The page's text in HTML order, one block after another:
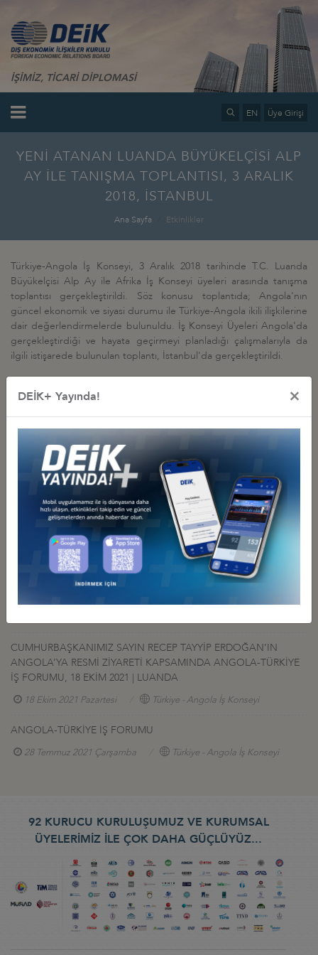
İŞİMİZ, TİCARİ DİPLOMASİ
EN Üye Girişi
YENİ ATANAN LUANDA BÜYÜKELÇİSİ ALP
AY İLE TANIŞMA TOPLANTISI, 3 ARALIK
2018, İSTANBUL
Ana Sayfa Etkinlikler
Türkiye-Angola İş Konseyi, 3 Aralık 2018 tarihinde T.C. Luanda
Büyükelçisi Alp Ay ile Afrika İş Konseyi üyeleri arasında tanışma
toplantısı gerçekleştirildi. Söz konusu toplantıda; Angola'nın
güncel ekonomik ve siyasi durumu ile Türkiye-Angola ikili ilişkilerine
dair değerlendirmelerde bulunuldu. İş Konseyi Üyeleri Angola'da
gerçekleştirdiği ve hayata geçirmeyi planladığı çalışmalarıyla da
ilgili istişarede bulunulan toplantı, İstanbul'da gerçekleştirildi.
İş Konseyi ile Alakalı Diğer Etkinlikler
TÜRKİYE–ANGOLA GÜNÜ: TARIM, MADENCİLİK, PETROL VE
DOĞAL GAZ SEKTÖRLERİNDE YATIRIM OLANAKLARI
11 Mayıs 2026 Pazartesi Türkiye - Angola İş Konseyi
T.C. LUANDA BÜYÜKELÇİSİ UFUK EKİCİ İLE TANIŞMA
TOPLANTISI
10 Mayıs 2023 Çarşamba Türkiye - Angola İş Konseyi
CUMHURBAŞKANIMIZ SAYIN RECEP TAYYİP ERDOĞAN’IN
ANGOLA’YA RESMİ ZİYARETİ KAPSAMINDA ANGOLA-TÜRKİYE
İŞ FORUMU, 18 EKİM 2021 | LUANDA
18 Ekim 2021 Pazartesi Türkiye - Angola İş Konseyi
ANGOLA-TÜRKİYE İŞ FORUMU
28 Temmuz 2021 Çarşamba Türkiye - Angola İş Konseyi
92 KURUCU KURULUŞUMUZ VE KURUMSAL
ÜYELERİMİZ İLE ÇOK DAHA GÜÇLÜYÜZ...
DEİK+ Yayında! ×